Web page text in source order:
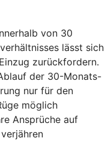
von 30
lässt sich
zurückfordern.
der 30-Monats-
nur für den
möglich
Ansprüche auf